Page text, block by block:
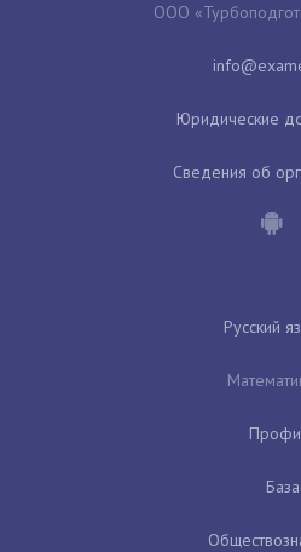
ООО
Юридические
Сведения об
Русский
База